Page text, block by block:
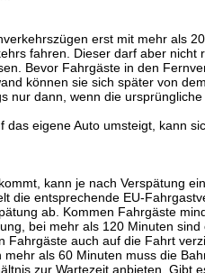
erst mit mehr als
fahren. Dieser darf aber nicht
Bevor Fahrgäste in den
können sie sich später von
nur dann, wenn die
eigene Auto umsteigt, kann
kann je nach Verspätung
die entsprechende EU-
ab. Kommen Fahrgäste
bei mehr als 120 Minuten
auch auf die Fahrt
als 60 Minuten muss die
zur Wartezeit anbieten. Gibt